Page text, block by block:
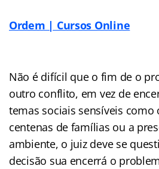
Ordem | Cursos Online
Não é difícil que o fim de o
outro conflito, em vez de
temas sociais sensíveis como
centenas de famílias ou a
ambiente, o juiz deve se
decisão sua encerrá o